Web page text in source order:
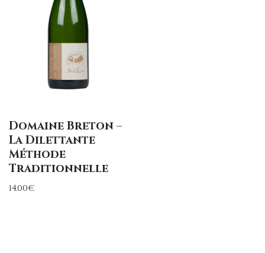
Domaine Breton –
La Dilettante
Méthode
Traditionnelle
14.00€